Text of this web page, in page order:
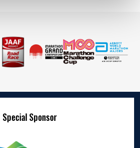
Special Sponsor